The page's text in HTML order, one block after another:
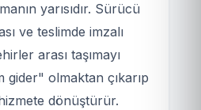
yarısıdır. Sürücü
ve teslimde imzalı
arası taşımayı
gider" olmaktan çıkarıp
dönüştürür.